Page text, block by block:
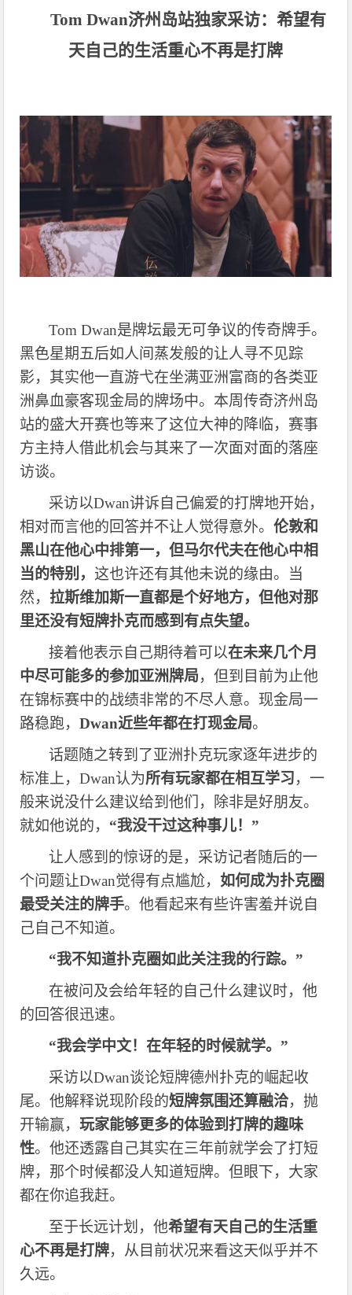
Tom Dwan济州岛站独家采访：希望有
天自己的生活重心不再是打牌
Tom Dwan是牌坛最无可争议的传奇牌手。
黑色星期五后如人间蒸发般的让人寻不见踪
影，其实他一直游弋在坐满亚洲富商的各类亚
洲鼻血豪客现金局的牌场中。本周传奇济州岛
站的盛大开赛也等来了这位大神的降临，赛事
方主持人借此机会与其来了一次面对面的落座
访谈。
采访以Dwan讲诉自己偏爱的打牌地开始，
相对而言他的回答并不让人觉得意外。伦敦和
黑山在他心中排第一，但马尔代夫在他心中相
当的特别， 这也许还有其他未说的缘由。当
然，拉斯维加斯一直都是个好地方，但他对那
里还没有短牌扑克而感到有点失望。
接着他表示自己期待着可以在未来几个月
中尽可能多的参加亚洲牌局，但到目前为止他
在锦标赛中的战绩非常的不尽人意。现金局一
路稳跑，Dwan近些年都在打现金局。
话题随之转到了亚洲扑克玩家逐年进步的
标准上，Dwan认为所有玩家都在相互学习，一
般来说没什么建议给到他们，除非是好朋友。
就如他说的， “我没干过这种事儿！”
让人感到的惊讶的是，采访记者随后的一
个问题让Dwan觉得有点尴尬， 如何成为扑克圈
最受关注的牌手。他看起来有些许害羞并说自
己自己不知道。
“我不知道扑克圈如此关注我的行踪。”
在被问及会给年轻的自己什么建议时，他
的回答很迅速。
“我会学中文！在年轻的时候就学。”
采访以Dwan谈论短牌德州扑克的崛起收
尾。他解释说现阶段的短牌氛围还算融洽，抛
开输赢，玩家能够更多的体验到打牌的趣味
性。他还透露自己其实在三年前就学会了打短
牌，那个时候都没人知道短牌。但眼下，大家
都在你追我赶。
至于长远计划，他希望有天自己的生活重
心不再是打牌，从目前状况来看这天似乎并不
久远。